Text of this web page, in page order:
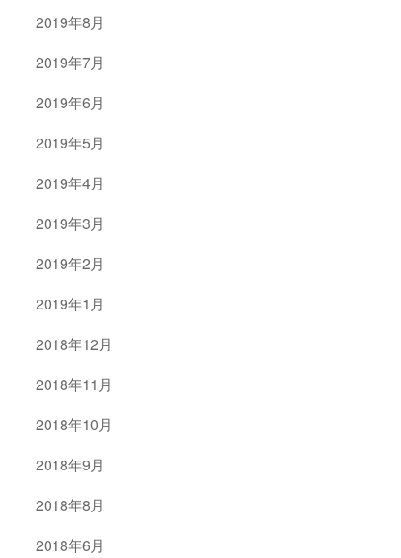
2019年8月
2019年7月
2019年6月
2019年5月
2019年4月
2019年3月
2019年2月
2019年1月
2018年12月
2018年11月
2018年10月
2018年9月
2018年8月
2018年6月